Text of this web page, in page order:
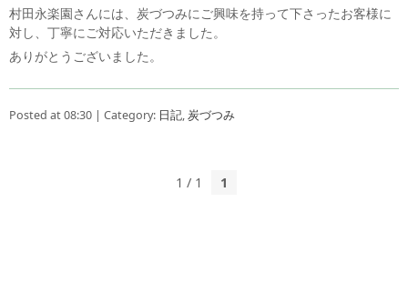
村田永楽園さんには、炭づつみにご興味を持って下さったお客様に
対し、丁寧にご対応いただきました。
ありがとうございました。
Posted at 08:30 | Category: 日記,炭づつみ
1 / 1 1